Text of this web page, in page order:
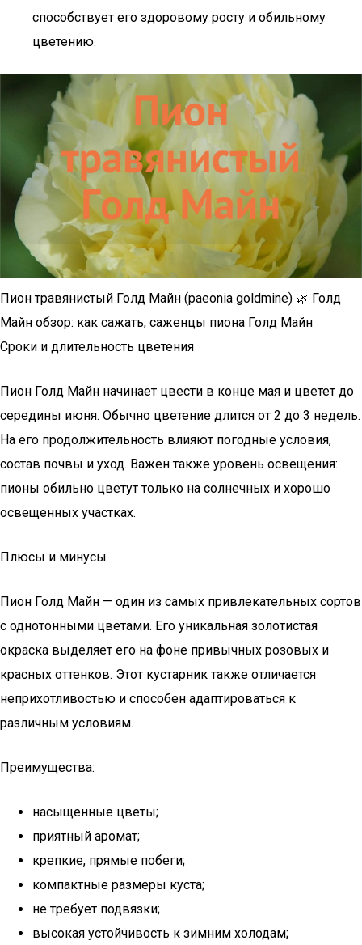
способствует его здоровому росту и обильному
цветению.
Пион травянистый Голд Майн (paeonia goldmine) 🌿 Голд
Майн обзор: как сажать, саженцы пиона Голд Майн
Сроки и длительность цветения
Пион Голд Майн начинает цвести в конце мая и цветет до
середины июня. Обычно цветение длится от 2 до 3 недель.
На его продолжительность влияют погодные условия,
состав почвы и уход. Важен также уровень освещения:
пионы обильно цветут только на солнечных и хорошо
освещенных участках.
Плюсы и минусы
Пион Голд Майн — один из самых привлекательных сортов
с однотонными цветами. Его уникальная золотистая
окраска выделяет его на фоне привычных розовых и
красных оттенков. Этот кустарник также отличается
неприхотливостью и способен адаптироваться к
различным условиям.
Преимущества:
насыщенные цветы;
приятный аромат;
крепкие, прямые побеги;
компактные размеры куста;
не требует подвязки;
высокая устойчивость к зимним холодам;